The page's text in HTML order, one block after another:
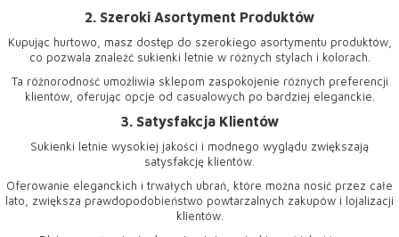
2. Szeroki Asortyment Produktów
Kupując hurtowo, masz dostęp do szerokiego asortymentu produktów,
co pozwala znaleźć sukienki letnie w różnych stylach i kolorach.
Ta różnorodność umożliwia sklepom zaspokojenie różnych preferencji
klientów, oferując opcje od casualowych po bardziej eleganckie.
3. Satysfakcja Klientów
Sukienki letnie wysokiej jakości i modnego wyglądu zwiększają
satysfakcję klientów.
Oferowanie eleganckich i trwałych ubrań, które można nosić przez całe
lato, zwiększa prawdopodobieństwo powtarzalnych zakupów i lojalizacji
klientów.